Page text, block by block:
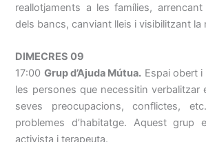
reallotjaments a les famílies,
dels bancs, canviant lleis i visibilitzant la
DIMECRES 09
17:00 Grup d’Ajuda Mútua. Espai obert
les persones que necessitin verbalitzar
seves preocupacions, conflictes,
problemes d’habitatge. Aquest grup
activista i terapeuta.